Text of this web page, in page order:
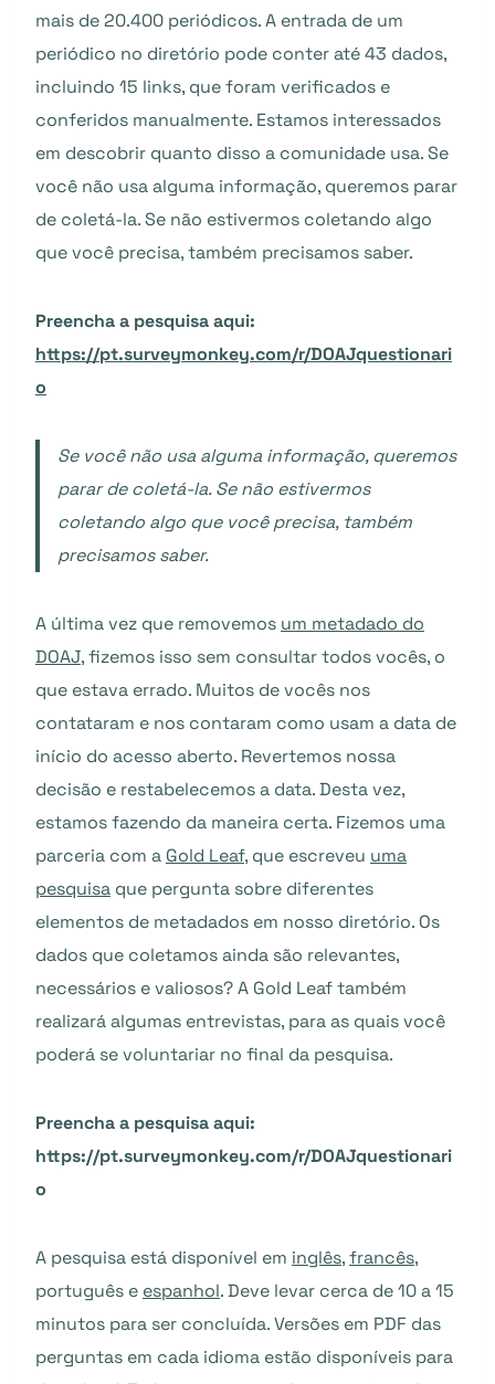
mais de 20.400 periódicos. A entrada de um
periódico no diretório pode conter até 43 dados,
incluindo 15 links, que foram verificados e
conferidos manualmente. Estamos interessados
em descobrir quanto disso a comunidade usa. Se
você não usa alguma informação, queremos parar
de coletá-la. Se não estivermos coletando algo
que você precisa, também precisamos saber.
Preencha a pesquisa aqui:
https://pt.surveymonkey.com/r/DOAJquestionari
o
Se você não usa alguma informação, queremos
parar de coletá-la. Se não estivermos
coletando algo que você precisa, também
precisamos saber.
A última vez que removemos um metadado do
DOAJ, fizemos isso sem consultar todos vocês, o
que estava errado. Muitos de vocês nos
contataram e nos contaram como usam a data de
início do acesso aberto. Revertemos nossa
decisão e restabelecemos a data. Desta vez,
estamos fazendo da maneira certa. Fizemos uma
parceria com a Gold Leaf, que escreveu uma
pesquisa que pergunta sobre diferentes
elementos de metadados em nosso diretório. Os
dados que coletamos ainda são relevantes,
necessários e valiosos? A Gold Leaf também
realizará algumas entrevistas, para as quais você
poderá se voluntariar no final da pesquisa.
Preencha a pesquisa aqui:
https://pt.surveymonkey.com/r/DOAJquestionari
o
A pesquisa está disponível em inglês,francês,
português e espanhol. Deve levar cerca de 10 a 15
minutos para ser concluída. Versões em PDF das
perguntas em cada idioma estão disponíveis para